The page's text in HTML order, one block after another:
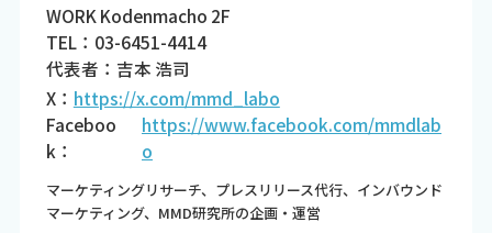
WORK Kodenmacho 2F
TEL：03-6451-4414
代表者：吉本 浩司
X： https://x.com/mmd_labo
Faceboo
k：
https://www.facebook.com/mmdlab
o
マーケティングリサーチ、プレスリリース代行、インバウンド
マーケティング、MMD研究所の企画・運営